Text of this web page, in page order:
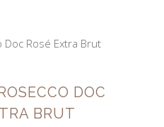
DOC
BRUT